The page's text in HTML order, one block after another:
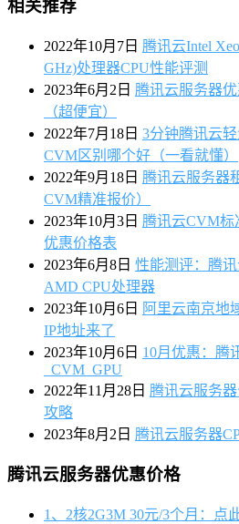
相关推荐
2022年10月7日 腾讯云Intel
GHz)处理器CPU性能评测
2023年6月2日 腾讯云服务器
（超便宜）
2022年7月18日 3分钟腾讯云
CVM区别哪个好（一看就懂）
2022年9月18日 腾讯云服务器
CVM精准报价）
2023年10月3日 腾讯云CVM标
优惠价格表
2023年6月8日 性能测评：腾
AMD CPU处理器
2023年10月6日
阿里云南京地
IP地址来了
2023年10月6日 10月优惠：腾
_CVM_GPU
2022年11月28日 腾讯云服务
攻略
2023年8月2日 腾讯云服务器
腾讯云服务器优惠价格
1、2核2G3M 30元/3个月：点